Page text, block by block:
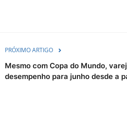
PRÓXIMO ARTIGO
Mesmo com Copa do Mundo,
desempenho para junho desde a